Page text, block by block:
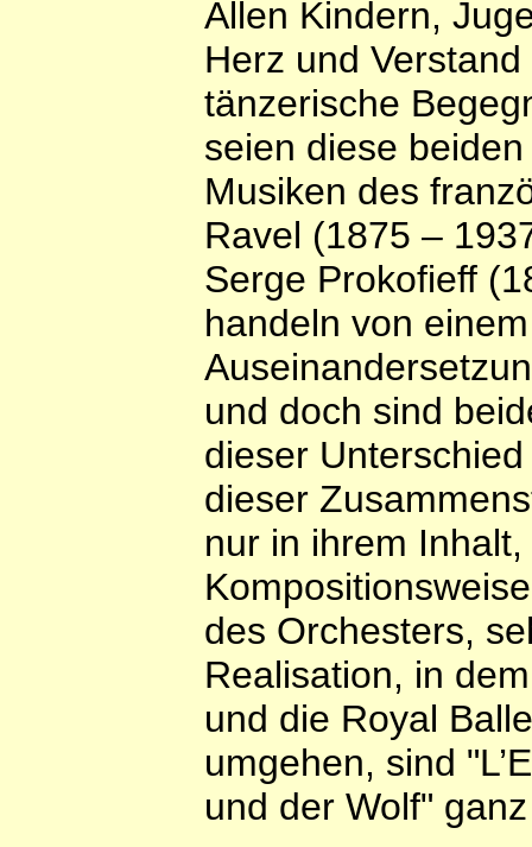
Allen Kindern,
Herz und
tänzerische
seien diese
Musiken des
Ravel (1875 –
Serge Prokofieff
handeln von
und doch sind
dieser
dieser
nur in ihrem
des Orchesters,
Realisation, in
und die Royal
umgehen, sind
und der Wolf"